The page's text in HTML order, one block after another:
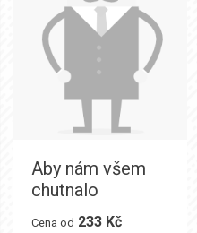
Aby nám všem
chutnalo
Cena od 233 Kč